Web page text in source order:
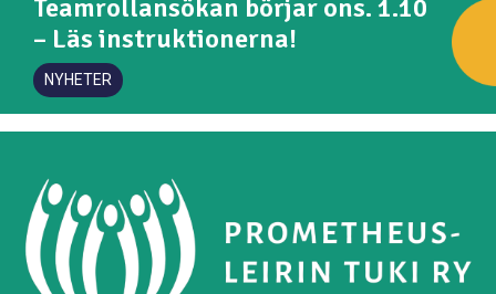
Teamrollansökan börjar ons. 1.10
– Läs instruktionerna!
NYHETER